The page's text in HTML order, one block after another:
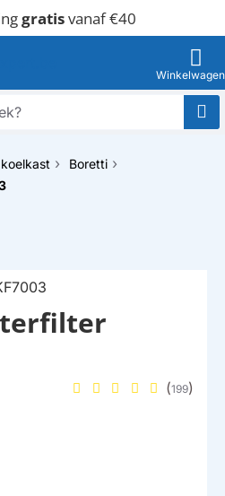
gratisvanaf €40
Boretti
(199)